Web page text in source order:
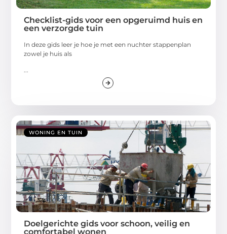
Checklist-gids voor een opgeruimd huis en
een verzorgde tuin
In deze gids leer je hoe je met een nuchter stappenplan
zowel je huis als
...
WONING EN TUIN
Doelgerichte gids voor schoon, veilig en
comfortabel wonen